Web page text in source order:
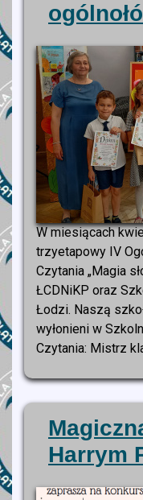
W miesiącach
trzyetapowy IV
Czytania „Magia
ŁCDNiKP oraz
Łodzi. Naszą
wyłonieni w
Czytania: Mistrz
Harrym